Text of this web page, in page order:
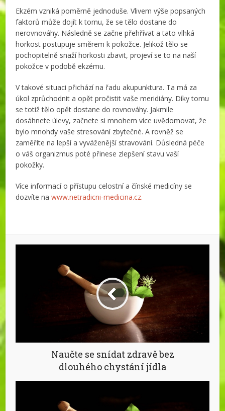
Ekzém vzniká poměrně jednoduše. Vlivem výše popsaných
faktorů může dojít k tomu, že se tělo dostane do
nerovnováhy. Následně se začne přehřívat a tato vlhká
horkost postupuje směrem k pokožce. Jelikož tělo se
pochopitelně snaží horkosti zbavit, projeví se to na naší
pokožce v podobě ekzému.
V takové situaci přichází na řadu akupunktura. Ta má za
úkol zprůchodnit a opět pročistit vaše meridiány. Díky tomu
se totiž tělo opět dostane do rovnováhy. Jakmile
dosáhnete úlevy, začnete si mnohem více uvědomovat, že
bylo mnohdy vaše stresování zbytečné. A rovněž se
zaměříte na lepší a vyváženější stravování. Důsledná péče
o váš organizmus poté přinese zlepšení stavu vaší
pokožky.
Více informací o přístupu celostní a čínské medicíny se
dozvíte nawww.netradicni-medicina.cz.
Naučte se snídat zdravě bez
dlouhého chystání jídla